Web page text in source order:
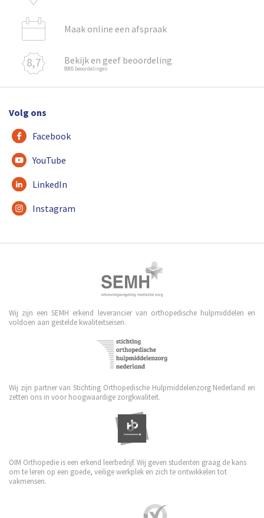
Maak online een afspraak
8,7 Bekijk en geef beoordeling
8905 beoordelingen
Volg ons
Facebook
YouTube
LinkedIn
Instagram
Wij zijn een SEMH erkend leverancier van orthopedische hulpmiddelen en
voldoen aan gestelde kwaliteitseisen.
Wij zijn partner van Stichting Orthopedische Hulpmiddelenzorg Nederland en
zetten ons in voor hoogwaardige zorgkwaliteit.
OIM Orthopedie is een erkend leerbedrijf. Wij geven studenten graag de kans
om te leren op een goede, veilige werkplek en zich te ontwikkelen tot
vakmensen.